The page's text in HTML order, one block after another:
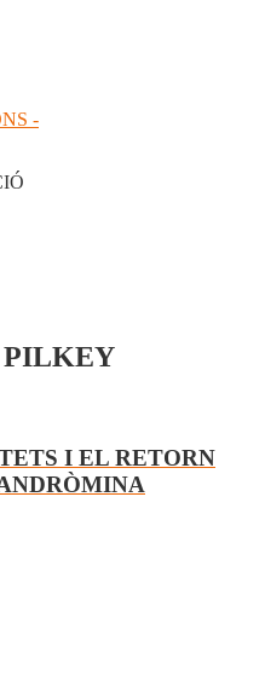
-
PILKEY
I EL RETORN